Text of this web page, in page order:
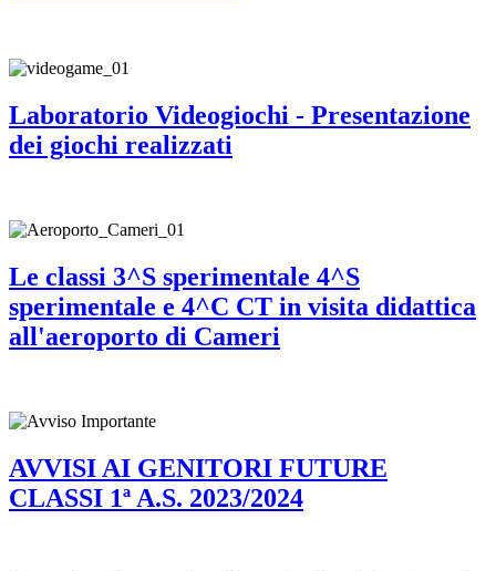
Laboratorio Videogiochi - Presentazione
dei giochi realizzati
Le classi 3^S sperimentale 4^S
sperimentale e 4^C CT in visita didattica
all'aeroporto di Cameri
AVVISI AI GENITORI FUTURE
CLASSI 1ª A.S. 2023/2024